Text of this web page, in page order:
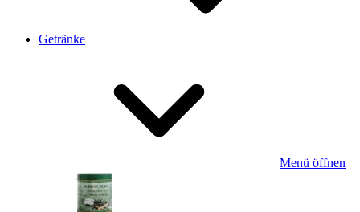
Getränke
Menü öffnen